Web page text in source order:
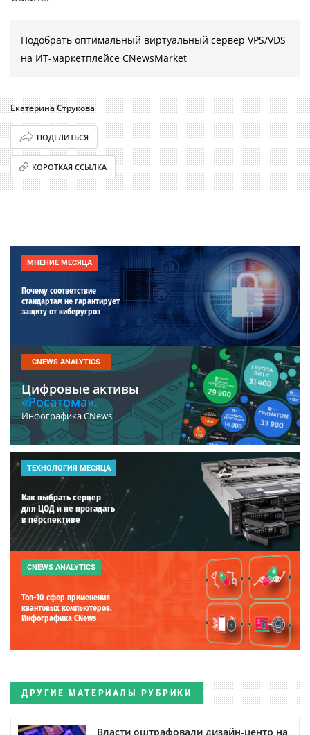
Подобрать оптимальный виртуальный сервер VPS/VDS
на ИТ-маркетплейсе CNewsMarket
Екатерина Струкова
ПОДЕЛИТЬСЯ
КОРОТКАЯ ССЫЛКА
МНЕНИЕ МЕСЯЦА
Почему соответствие
стандартам не гарантирует
защиту от киберугроз
CNEWS ANALYTICS
Цифровые активы
«Росатома».
Инфографика CNews
ТЕХНОЛОГИЯ МЕСЯЦА
Как выбрать сервер
для ЦОД и не прогадать
в перспективе
CNEWS ANALYTICS
Топ-10 сфер применения
квантовых компьютеров.
Инфографика CNews
ДРУГИЕ МАТЕРИАЛЫ РУБРИКИ
Власти оштрафовали дизайн-центр на